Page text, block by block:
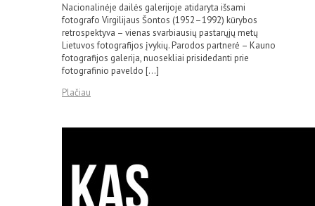
Nacionalinėje dailės galerijoje atidaryta išsami
fotografo Virgilijaus Šontos (1952–1992) kūrybos
retrospektyva – vienas svarbiausių pastarųjų metų
Lietuvos fotografijos įvykių. Parodos partnerė – Kauno
fotografijos galerija, nuosekliai prisidedanti prie
fotografinio paveldo […]
Plačiau